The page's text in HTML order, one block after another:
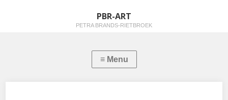
PBR-ART
PETRA BRANDS-RIETBROEK